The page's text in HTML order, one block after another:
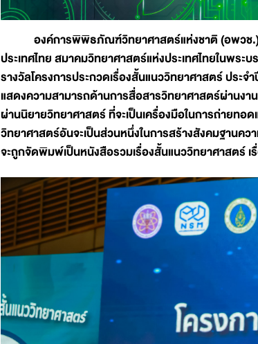
องค์การพิพิธภัณฑ์วิทยาศาสตร์แห่งชาติ (อพวช
ประเทศไทย สมาคมวิทยาศาสตร์แห่งประเทศไทยในพร
รางวัลโครงการประกวดเรื่องสั้นแนววิทยาศาสตร์ ประจ
แสดงความสามารถด้านการสื่อสารวิทยาศาสตร์ผ่านงา
ผ่านนิยายวิทยาศาสตร์ ที่จะเป็นเครื่องมือในการถ่ายทอ
วิทยาศาสตร์อันจะเป็นส่วนหนึ่งในการสร้างสังคมฐานคว
จะถูกจัดพิมพ์เป็นหนังสือรวมเรื่องสั้นแนววิทยาศาสตร์